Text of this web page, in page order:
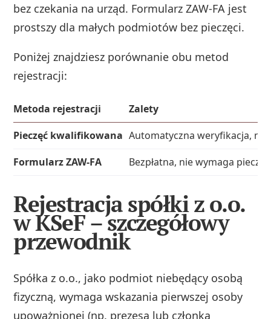
bez czekania na urząd. Formularz ZAW-FA jest
prostszy dla małych podmiotów bez pieczęci.
Poniżej znajdziesz porównanie obu metod
rejestracji:
Metoda rejestracji
Zalety
Pieczęć kwalifikowana Automatyczna weryfikacja,
Formularz ZAW-FA
Bezpłatna, nie wymaga
Rejestracja spółki z o.o.
w KSeF – szczegółowy
przewodnik
Spółka z o.o., jako podmiot niebędący osobą
fizyczną, wymaga wskazania pierwszej osoby
upoważnionej (np. prezesa lub członka